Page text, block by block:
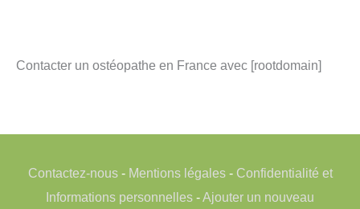
Contacter un ostéopathe en France avec [rootdomain]
Contactez-nous- Mentions légales- Confidentialité et
Informations personnelles -Ajouter un nouveau